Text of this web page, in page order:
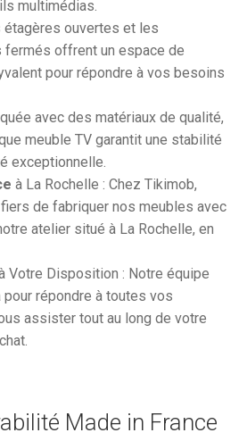
multimédias.
étagères ouvertes et les
fermés offrent un espace de
pour répondre à vos besoins
avec des matériaux de qualité,
meuble TV garantit une stabilité
exceptionnelle.
à La Rochelle : Chez Tikimob,
de fabriquer nos meubles avec
atelier situé à La Rochelle, en
Votre Disposition : Notre équipe
répondre à toutes vos
assister tout au long de votre
Made in France